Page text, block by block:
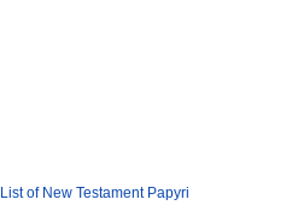
List of New Testament Papyri